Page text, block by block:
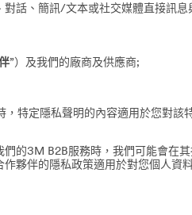
話、簡訊/文本或社交媒體直接訊息
”）及我們的廠商及供應商;
，特定隱私聲明的內容適用於您對該
們的3M B2B服務時，我們可能會在
夥伴的隱私政策適用於對您個人資